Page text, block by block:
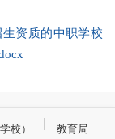
资质的中职学校
校） 教育局